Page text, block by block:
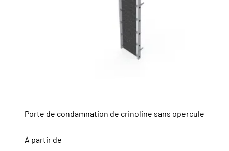
Porte de condamnation de crinoline sans opercule
À partir de